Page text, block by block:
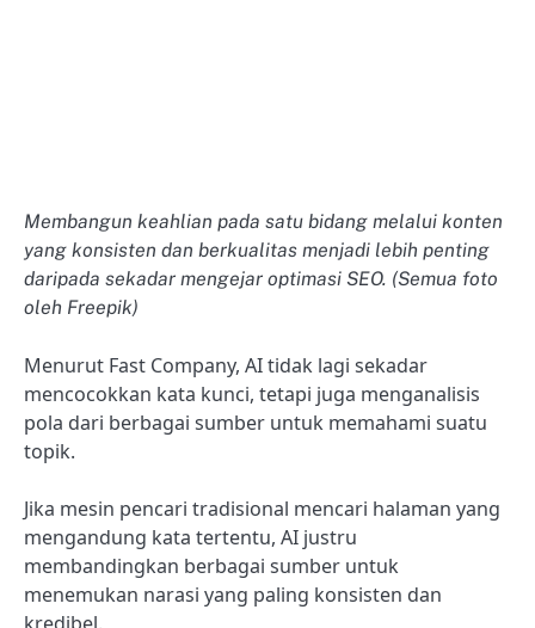
Membangun keahlian pada satu bidang melalui konten
yang konsisten dan berkualitas menjadi lebih penting
daripada sekadar mengejar optimasi SEO. (Semua foto
oleh Freepik)
Menurut Fast Company, AI tidak lagi sekadar
mencocokkan kata kunci, tetapi juga menganalisis
pola dari berbagai sumber untuk memahami suatu
topik.
Jika mesin pencari tradisional mencari halaman yang
mengandung kata tertentu, AI justru
membandingkan berbagai sumber untuk
menemukan narasi yang paling konsisten dan